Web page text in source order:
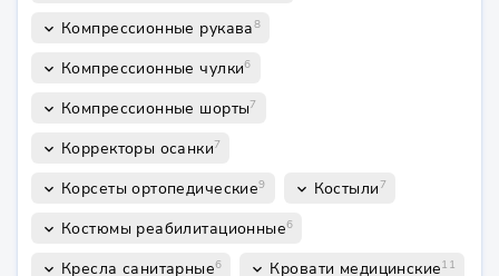
keyboard_arrow_down Компрессионные рукава8
keyboard_arrow_down Компрессионные чулки6
keyboard_arrow_down Компрессионные шорты7
keyboard_arrow_down Корректоры осанки7
keyboard_arrow_down Корсеты ортопедические9 keyboard_arrow_down Костыли 7
keyboard_arrow_down Костюмы реабилитационные6
keyboard_arrow_down Кресла санитарные6 keyboard_arrow_down Кровати медицинские11